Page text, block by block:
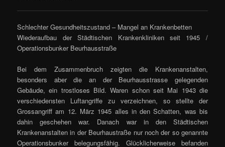
Schlechter Gesundheitszustand – Mangel an Krankenbetten
Wiederaufbau der Städtischen Krankenkliniken seit 1945 /
Operationsbunker Beurhausstraße
Bei dem Zusammenbruch zeigten die Krankenanstalten,
besonders aber die an der Beurhausstrasse gelegenden
Gebäude, ein trostloses Bild. Waren schon seit Mai 1943 die
verschiedensten Luftangriffe zu verzeichnen, so stellte der
Grossangriff am 12. März 1945 alles in den Schatten, was bis
dahin geschehen war. Danach war in den Städtischen
Krankenanstalten in der Beurhaustraße nur noch der so genannte
Operationsbunker belegungsfähig. Glücklicherweise befanden